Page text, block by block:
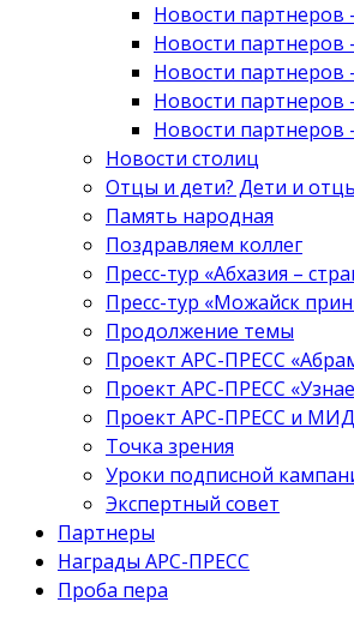
Новости
Новости партнеров
Новости партнеров
Новости партнеров
Новости партнеров
Новости столиц
Отцы и дети? Дети и
Память народная
Поздравляем коллег
Пресс-тур «Абхазия –
Пресс-тур «Можайск
Продолжение темы
Проект АРС-ПРЕСС
Проект АРС-ПРЕСС
Проект АРС-ПРЕСС и МИД
Точка зрения
Уроки подписной
Экспертный совет
Партнеры
Награды АРС-ПРЕСС
Проба пера